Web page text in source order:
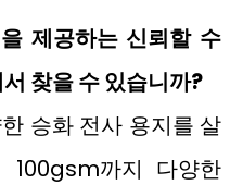
제공하는 신뢰할 수
찾을 수 있습니까?
승화 전사 용지를 살
100gsm까지 다양한